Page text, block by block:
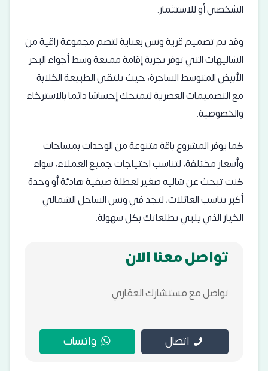
الشخصي أو للاستثمار.
وقد تم تصميم قرية ونس بعناية لتضم مجموعة راقية من
الشاليهات التي توفر تجربة إقامة ممتعة وسط أجواء البحر
الأبيض المتوسط الساحرة، حيث تلتقي الطبيعة الخلابة
مع التصميمات العصرية لتمنحك إحساسًا دائما بالاسترخاء
والخصوصية.
كما يوفر المشروع باقة متنوعة من الوحدات بمساحات
وأسعار مختلفة، لتناسب احتياجات جميع العملاء، سواء
كنت تبحث عن شاليه صغير لعطلة صيفية هادئة أو وحدة
أكبر تناسب العائلات، لتجد في ونس الساحل الشمالي
الخيار الذي يلبي تطلعاتك بكل سهولة.
تواصل معنا الان
تواصل مع مستشارك العقاري
اتصال واتساب